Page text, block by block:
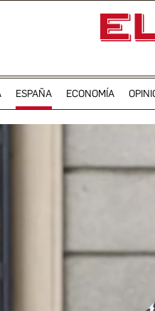
ESPAÑA ECONOMÍA